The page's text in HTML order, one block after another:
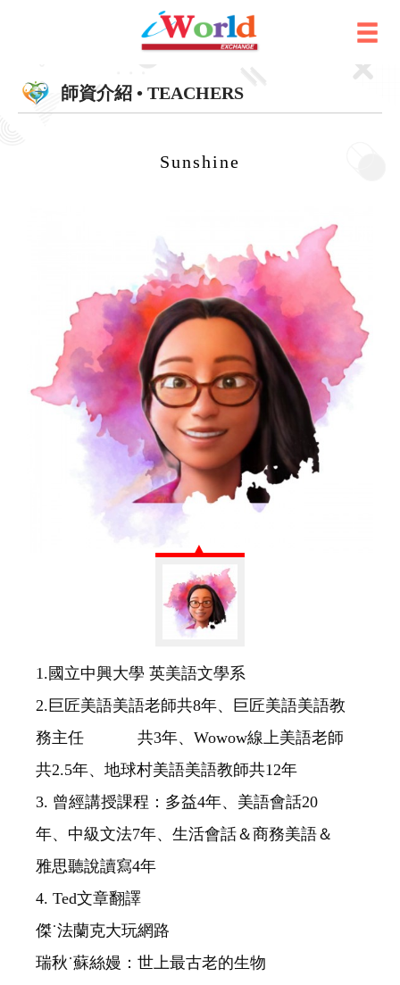
師資介紹 • TEACHERS
Sunshine
1.國立中興大學 英美語文學系
2.巨匠美語美語老師共8年、巨匠美語美語教
務主任 共3年、Wowow線上美語老師
共2.5年、地球村美語美語教師共12年
3. 曾經講授課程：多益4年、美語會話20
年、中級文法7年、生活會話＆商務美語＆
雅思聽說讀寫4年
4. Ted文章翻譯
傑˙法蘭克大玩網路
瑞秋˙蘇絲嫚：世上最古老的生物